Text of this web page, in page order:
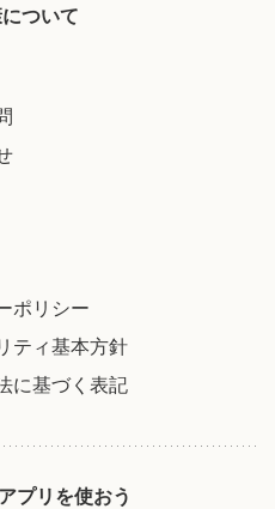
ついて
ポリシー
ティ基本方針
に基づく表記
プリを使おう